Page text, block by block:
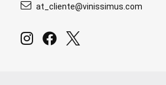
at_cliente@vinissimus.com